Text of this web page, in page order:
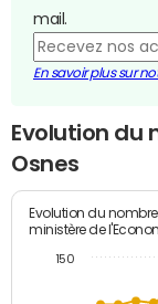
mail.
En savoir plus sur
Evolution du
Osnes
Evolution du
ministère de
150